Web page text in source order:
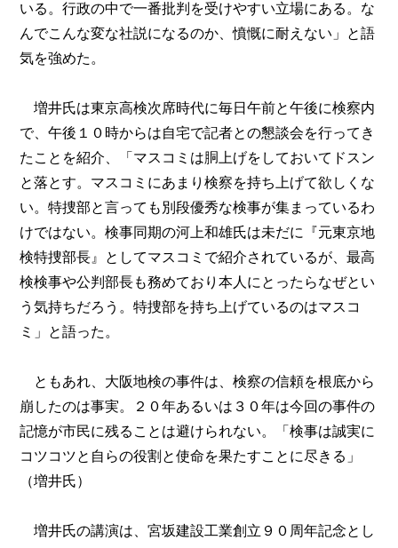
いる。行政の中で一番批判を受けやすい立場にある。な
んでこんな変な社説になるのか、憤慨に耐えない」と語
気を強めた。
増井氏は東京高検次席時代に毎日午前と午後に検察内
で、午後１０時からは自宅で記者との懇談会を行ってき
たことを紹介、「マスコミは胴上げをしておいてドスン
と落とす。マスコミにあまり検察を持ち上げて欲しくな
い。特捜部と言っても別段優秀な検事が集まっているわ
けではない。検事同期の河上和雄氏は未だに『元東京地
検特捜部長』としてマスコミで紹介されているが、最高
検検事や公判部長も務めており本人にとったらなぜとい
う気持ちだろう。特捜部を持ち上げているのはマスコ
ミ」と語った。
ともあれ、大阪地検の事件は、検察の信頼を根底から
崩したのは事実。２０年あるいは３０年は今回の事件の
記憶が市民に残ることは避けられない。「検事は誠実に
コツコツと自らの役割と使命を果たすことに尽きる」
（増井氏）
増井氏の講演は、宮坂建設工業創立９０周年記念とし